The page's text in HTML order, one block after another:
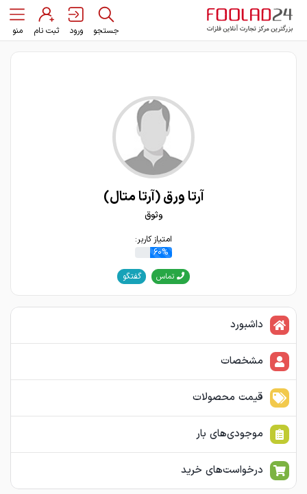
جستجو ورود ثبت نام منو
آرتا ورق (آرتا متال)
وثوق
امتیاز کاربر:
60%
تماس گفتگو
داشبورد
مشخصات
قیمت محصولات
موجودی‌های بار
درخواست‌های خرید